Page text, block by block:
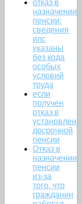
отказ в
назначении
пенсии:
сведения
илс
указаны
без кода
особых
условий
труда
если
получен
отказ в
установлении
досрочной
пенсии
Отказ в
назначении
пенсии
из-за
того, что
гражданин